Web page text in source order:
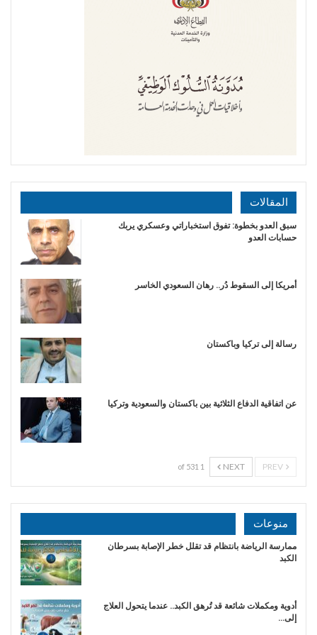
المقالات
سبق العدو بخطوة: تفوق استخباراتي وعسكري يربك
حسابات العدو
أمريكا إلى السقوط دُر.. رهان السعودي الخاسر
رسالة إلى تركيا وباكستان
عن اتفاقية الدفاع الثلاثية بين باكستان والسعودية وتركيا
NEXT
1 of 531
منوعات
ممارسة الرياضة بانتظام قد تقلل خطر الإصابة بسرطان
الكبد
أدوية ومكملات شائعة قد تُرهق الكبد.. عندما يتحول العلاج
إلى…